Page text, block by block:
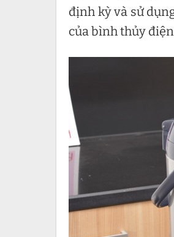
định kỳ và sử
của bình thủy